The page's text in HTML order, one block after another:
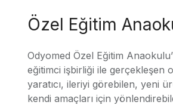
Özel Eğitim
Odyomed Özel Eğitim
eğitimci işbirliği ile gerçekleşen
yaratıcı, ileriyi görebilen, yeni
kendi amaçları için